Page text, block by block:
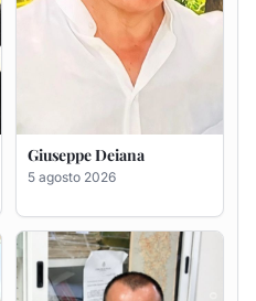
Bastianino Taras
4 agosto 2026